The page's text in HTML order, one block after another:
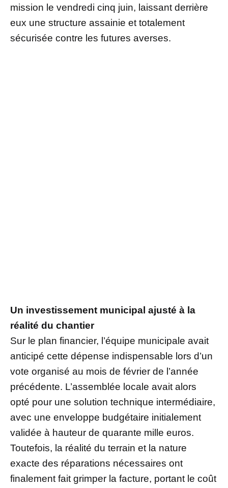
mission le vendredi cinq juin, laissant derrière
eux une structure assainie et totalement
sécurisée contre les futures averses.
Un investissement municipal ajusté à la
réalité du chantier
Sur le plan financier, l’équipe municipale avait
anticipé cette dépense indispensable lors d’un
vote organisé au mois de février de l’année
précédente. L’assemblée locale avait alors
opté pour une solution technique intermédiaire,
avec une enveloppe budgétaire initialement
validée à hauteur de quarante mille euros.
Toutefois, la réalité du terrain et la nature
exacte des réparations nécessaires ont
finalement fait grimper la facture, portant le coût